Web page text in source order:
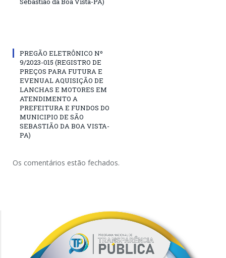
PREGÃO ELETRÔNICO Nº
9/2023-015 (REGISTRO DE
PREÇOS PARA FUTURA E
EVENUAL AQUISIÇÃO DE
LANCHAS E MOTORES EM
ATENDIMENTO A
PREFEITURA E FUNDOS DO
MUNICIPIO DE SÃO
SEBASTIÃO DA BOA VISTA-
PA)
Os comentários estão fechados.